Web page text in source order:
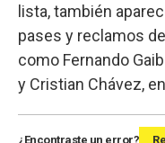
lista, también
pases y reclamos
como Fernando
y Cristian Chávez,
¿Encontraste un error?